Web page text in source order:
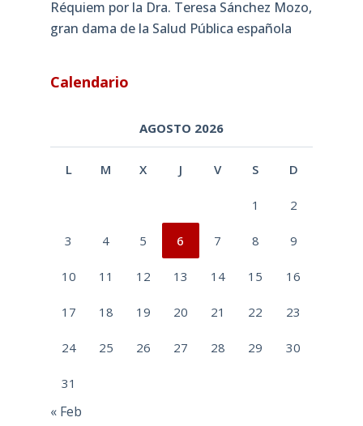
Réquiem por la Dra. Teresa Sánchez Mozo,
gran dama de la Salud Pública española
Calendario
AGOSTO 2026
L M X J V S D
1 2
3 4 5 6 7 8 9
10 11 12 13 14 15 16
17 18 19 20 21 22 23
24 25 26 27 28 29 30
31
« Feb